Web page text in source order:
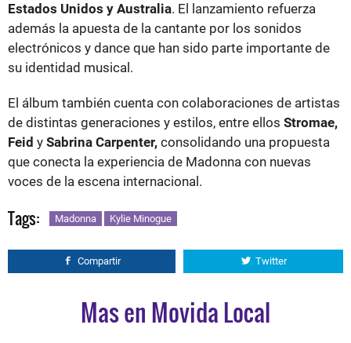
Estados Unidos y Australia. El lanzamiento refuerza
además la apuesta de la cantante por los sonidos
electrónicos y dance que han sido parte importante de
su identidad musical.
El álbum también cuenta con colaboraciones de artistas
de distintas generaciones y estilos, entre ellos Stromae,
Feid y Sabrina Carpenter, consolidando una propuesta
que conecta la experiencia de Madonna con nuevas
voces de la escena internacional.
Tags: Madonna Kylie Minogue
Compartir Twitter
Mas en Movida Local